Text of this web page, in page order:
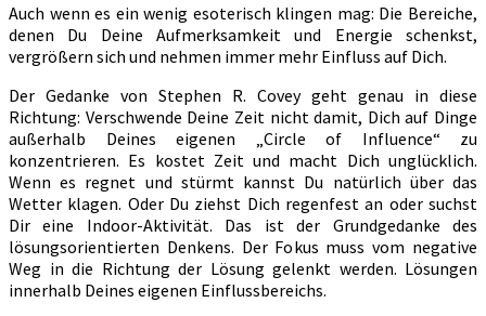
Auch wenn es ein wenig esoterisch klingen mag: Die Bereiche,
denen Du Deine Aufmerksamkeit und Energie schenkst,
vergrößern sich und nehmen immer mehr Einfluss auf Dich.
Der Gedanke von Stephen R. Covey geht genau in diese
Richtung: Verschwende Deine Zeit nicht damit, Dich auf Dinge
außerhalb Deines eigenen „Circle of Influence“ zu
konzentrieren. Es kostet Zeit und macht Dich unglücklich.
Wenn es regnet und stürmt kannst Du natürlich über das
Wetter klagen. Oder Du ziehst Dich regenfest an oder suchst
Dir eine Indoor-Aktivität. Das ist der Grundgedanke des
lösungsorientierten Denkens. Der Fokus muss vom negative
Weg in die Richtung der Lösung gelenkt werden. Lösungen
innerhalb Deines eigenen Einflussbereichs.